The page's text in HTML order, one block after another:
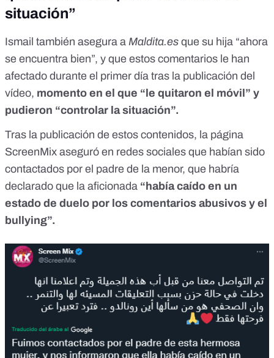
situación”
Ismail también asegura a Maldita.es que su hija “ahora
se encuentra bien”, y que estos comentarios le han
afectado durante el primer día tras la publicación del
vídeo, momento en el que “le quitaron el móvil” y
pudieron “controlar la situación”.
Tras la publicación de estos contenidos, la página
ScreenMix aseguró en redes sociales que habían sido
contactados por el padre de la menor, que habría
declarado que la aficionada “había caído en un
estado de duelo por los comentarios abusivos y el
bullying”.